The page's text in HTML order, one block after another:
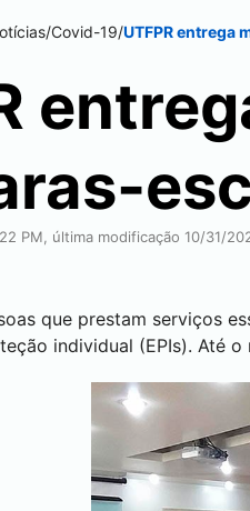
/Covid-19/UTFPR entrega
PM, última modificação 10/31/
que prestam serviços
individual (EPIs). Até